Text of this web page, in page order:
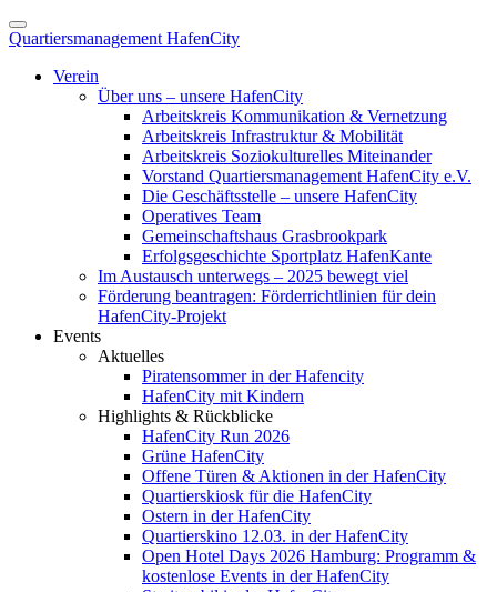
Quartiersmanagement HafenCity
Verein
Über uns – unsere HafenCity
Arbeitskreis Kommunikation & Vernetzung
Arbeitskreis Infrastruktur & Mobilität
Arbeitskreis Soziokulturelles Miteinander
Vorstand Quartiersmanagement HafenCity e.V.
Die Geschäftsstelle – unsere HafenCity
Operatives Team
Gemeinschaftshaus Grasbrookpark
Erfolgsgeschichte Sportplatz HafenKante
Im Austausch unterwegs – 2025 bewegt viel
Förderung beantragen: Förderrichtlinien für dein
HafenCity-Projekt
Events
Aktuelles
Piratensommer in der Hafencity
HafenCity mit Kindern
Highlights & Rückblicke
HafenCity Run 2026
Grüne HafenCity
Offene Türen & Aktionen in der HafenCity
Quartierskiosk für die HafenCity
Ostern in der HafenCity
Quartierskino 12.03. in der HafenCity
Open Hotel Days 2026 Hamburg: Programm &
kostenlose Events in der HafenCity